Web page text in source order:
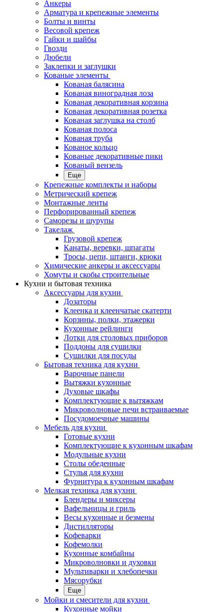
Анкеры
Арматура и крепежные элементы
Болты и винты
Весовой крепеж
Гайки и шайбы
Гвозди
Дюбели
Заклепки и заглушки
Кованые элементы
Кованая балясина
Кованая виноградная лоза
Кованая декоративная корзина
Кованая декоративная розетка
Кованая заглушка на столб
Кованая полоса
Кованая труба
Кованое кольцо
Кованые декоративные пики
Кованый вензель
Еще
Крепежные комплекты и наборы
Метрический крепеж
Монтажные ленты
Перфорированный крепеж
Саморезы и шурупы
Такелаж
Грузовой крепеж
Канаты, веревки, шпагаты
Тросы, цепи, штанги, крюки
Химические анкеры и аксессуары
Хомуты и скобы строительные
Кухни и бытовая техника
Аксессуары для кухни
Дозаторы
Клеенка и клеенчатые скатерти
Корзины, полки, этажерки
Кухонные рейлинги
Лотки для столовых приборов
Поддоны для сушилки
Сушилки для посуды
Бытовая техника для кухни
Варочные панели
Вытяжки кухонные
Духовые шкафы
Комплектующие к вытяжкам
Микроволновые печи встраиваемые
Посудомоечные машины
Мебель для кухни
Готовые кухни
Комплектующие к кухонным шкафам
Модульные кухни
Столы обеденные
Стулья для кухни
Фурнитура к кухонным шкафам
Мелкая техника для кухни
Блендеры и миксеры
Вафельницы и гриль
Весы кухонные и безмены
Дистилляторы
Кофеварки
Кофемолки
Кухонные комбайны
Микроволновки и духовки
Мультиварки и хлебопечки
Мясорубки
Еще
Мойки и смесители для кухни
Кухонные мойки